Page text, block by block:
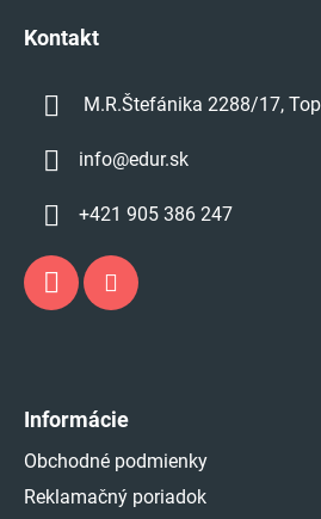
Kontakt
M.R.Štefánika 2288/17,
info@edur.sk
+421 905 386 247
Informácie
Obchodné podmienky
Reklamačný poriadok